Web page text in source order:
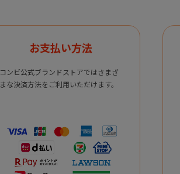
お支払い方法
コンビ公式ブランドストアではさまざ
まな決済方法をご利用いただけます。